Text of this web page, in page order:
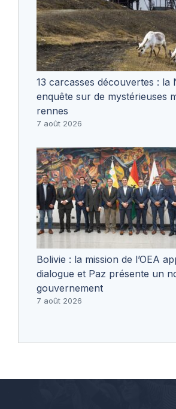
13 carcasses découvertes : la
enquête sur de mystérieuses
rennes
7 août 2026
Bolivie : la mission de l’OEA
dialogue et Paz présente un
gouvernement
7 août 2026